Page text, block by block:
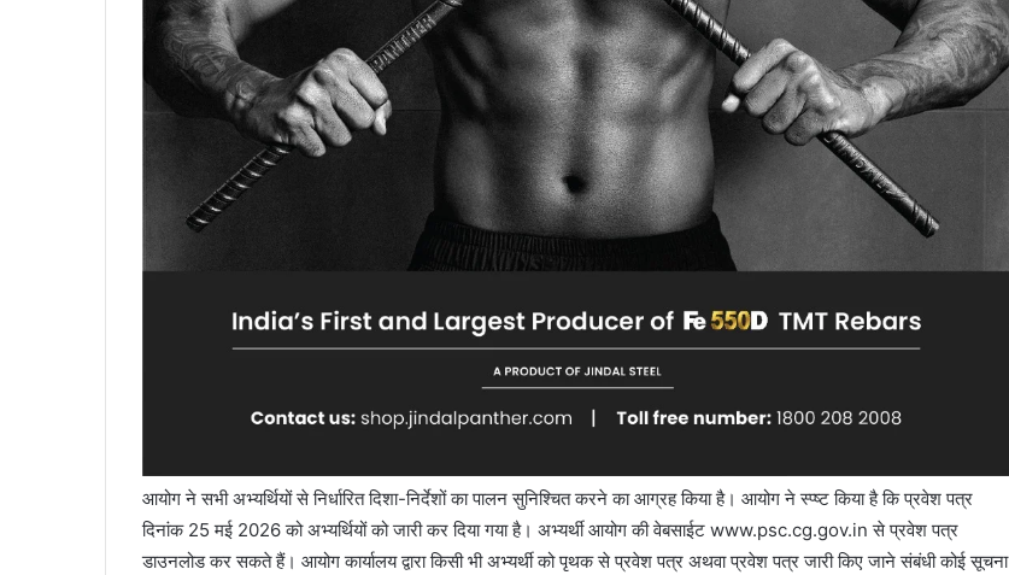
आयोग ने सभी अभ्यर्थियों से निर्धारित दिशा-निर्देशों का पालन सुनिश्चित करने का आग्रह किया है। आयोग ने स्प्ष्ट किया है कि प्रवेश पत्र
दिनांक 25 मई 2026 को अभ्यर्थियों को जारी कर दिया गया है। अभ्यर्थी आयोग की वेबसाईट www.psc.cg.gov.in से प्रवेश पत्र
डाउनलोड कर सकते हैं। आयोग कार्यालय द्वारा किसी भी अभ्यर्थी को पृथक से प्रवेश पत्र अथवा प्रवेश पत्र जारी किए जाने संबंधी कोई सूचना